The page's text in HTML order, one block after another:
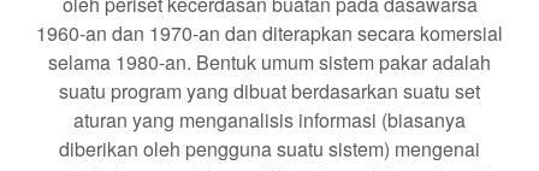
1960-an dan 1970-an dan diterapkan secara komersial
selama 1980-an. Bentuk umum sistem pakar adalah
suatu program yang dibuat berdasarkan suatu set
aturan yang menganalisis informasi (biasanya
diberikan oleh pengguna suatu sistem) mengenai